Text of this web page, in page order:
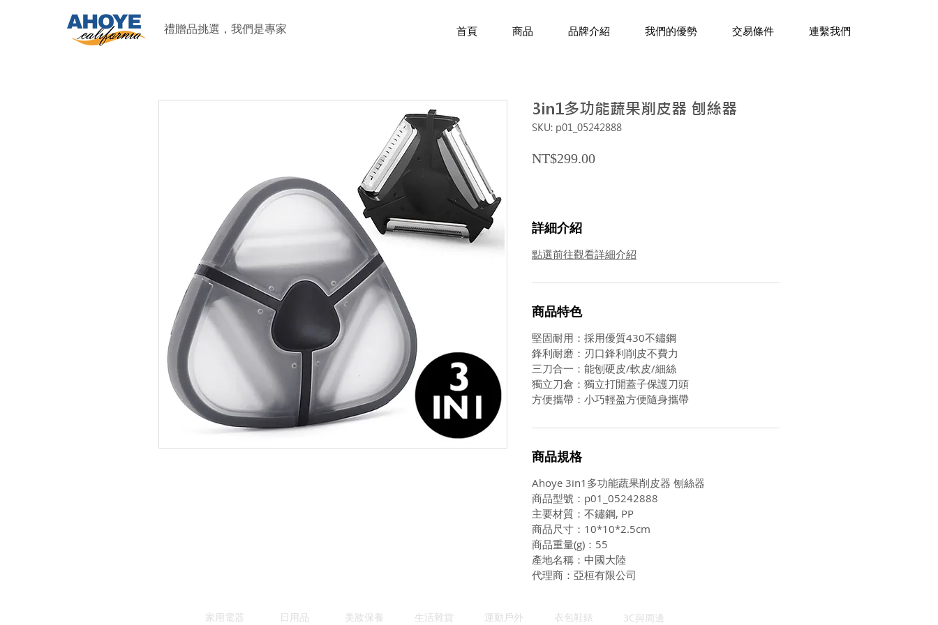
禮贈品挑選，我們是專家 首頁 商品 品牌介紹 我們的優勢 交易條件 連繫我們
3in1多功能蔬果削皮器 刨絲器
SKU: p01_05242888
NT$299.00Price
詳細介紹
點選前往觀看詳細介紹
商品特色
堅固耐用：採用優質430不鏽鋼
鋒利耐磨：刃口鋒利削皮不費力
三刀合一：能刨硬皮/軟皮/細絲
獨立刀倉：獨立打開蓋子保護刀頭
方便攜帶：小巧輕盈方便隨身攜帶
商品規格
Ahoye 3in1多功能蔬果削皮器 刨絲器
商品型號：p01_05242888
主要材質：不鏽鋼, PP
商品尺寸：10*10*2.5cm
商品重量(g)：55
產地名稱：中國大陸
代理商：亞桓有限公司
家用電器 日用品 美妝保養 生活雜貨 運動戶外 衣包鞋錶 3C與周邊